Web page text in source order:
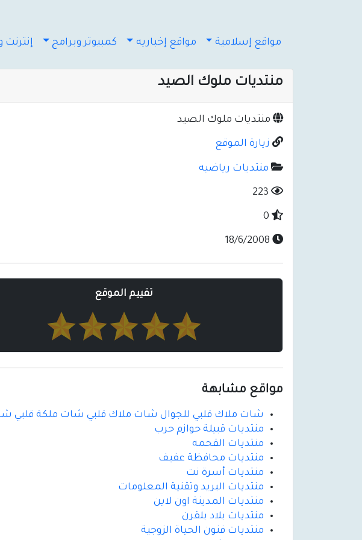
مواقع إسلامية مواقع إخباريه كمبيوتر وبرامج
منتديات ملوك الصيد
منتديات ملوك الصيد
زيارة الموقع
منتديات رياضيه
تقييم الموقع
مواقع مشابهة
شات ملاك قلبي للجوال شات ملاك قلبي شات ملكة قلبي
منتديات قبيلة حوازم حرب
منتديات القحمه
منتديات محافظة عفيف
منتديات أسرة نت
منتديات البريد وتقنية المعلومات
منتديات المدينة اون لاين
منتديات بلاد بلقرن
منتديات فنون الحياة الزوجية